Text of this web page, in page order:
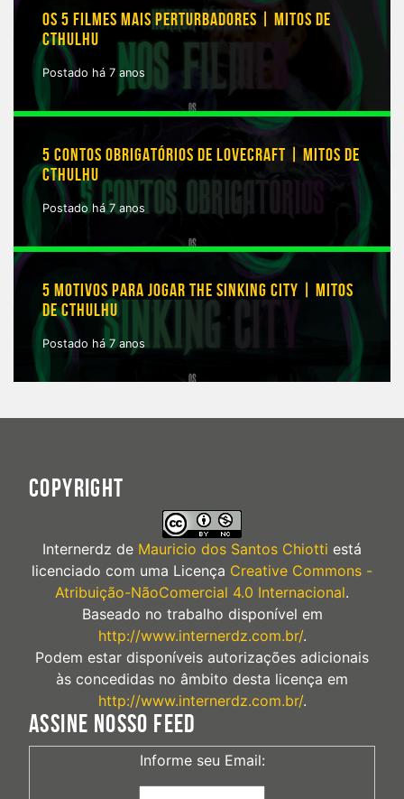
OS 5 FILMES MAIS PERTURBADORES | MITOS DE
CTHULHU
Postado há 7 anos
5 CONTOS OBRIGATÓRIOS DE LOVECRAFT | MITOS DE
CTHULHU
Postado há 7 anos
5 MOTIVOS PARA JOGAR THE SINKING CITY | MITOS
DE CTHULHU
Postado há 7 anos
COPYRIGHT
Internerdz de Mauricio dos Santos Chiotti está
licenciado com uma Licença Creative Commons -
Atribuição-NãoComercial 4.0 Internacional.
Baseado no trabalho disponível em
http://www.internerdz.com.br/.
Podem estar disponíveis autorizações adicionais
às concedidas no âmbito desta licença em
http://www.internerdz.com.br/.
ASSINE NOSSO FEED
Informe seu Email: